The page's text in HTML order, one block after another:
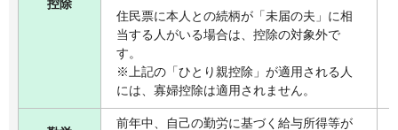
控除
住民票に本人との続柄が「未届の夫」に相
当する人がいる場合は、控除の対象外で
す。
※上記の「ひとり親控除」が適用される人
には、寡婦控除は適用されません。
前年中、自己の勤労に基づく給与所得等が